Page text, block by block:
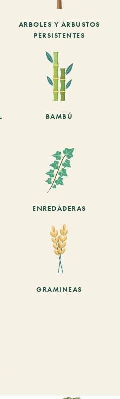
ARBOLES Y ARBUSTOS
PERSISTENTES
BAMBÚ
ENREDADERAS
GRAMINEAS